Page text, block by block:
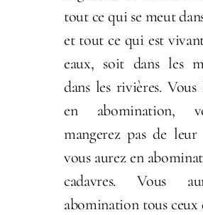
tout ce qui se meut
et tout ce qui est
eaux, soit dans les
dans les rivières. Vous
en abomination,
mangerez pas de
vous aurez en
cadavres. Vous
abomination tous ceux